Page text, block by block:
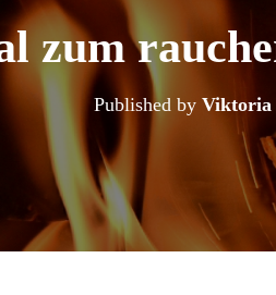
zum
Published by Viktoria